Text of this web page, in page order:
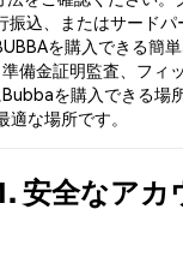
振込、またはサード
を購入できる簡単
備金証明監査、フィ
を購入できる場
な場所です。
安全なアカ